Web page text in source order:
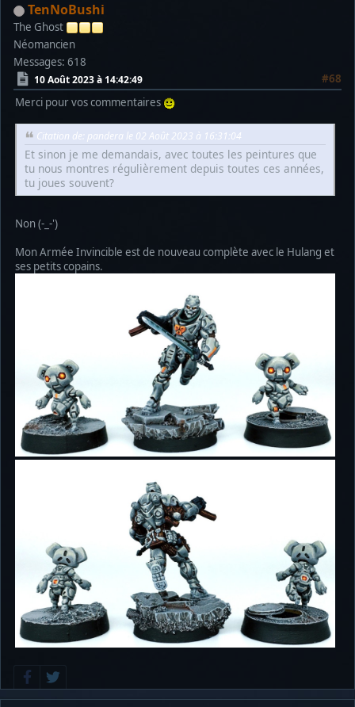
TenNoBushi
The Ghost
Néomancien
Messages: 618
10 Août 2023 à 14:42:49
#68
Merci pour vos commentaires
Citation de: pandera le 02 Août 2023 à 16:31:04
Et sinon je me demandais, avec toutes les peintures que
tu nous montres régulièrement depuis toutes ces années,
tu joues souvent?
Non (-_-')
Mon Armée Invincible est de nouveau complète avec le Hulang et
ses petits copains.